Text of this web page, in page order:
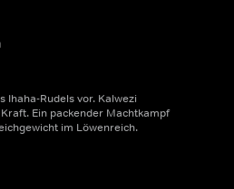
Ihaha-Rudels vor. Kalwezi
Ein packender Machtkampf
im Löwenreich.